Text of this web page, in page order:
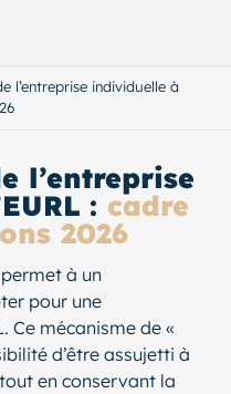
principal
l’entreprise individuelle à
l’entreprise
: cadre
2026
permet à un
pour une
Ce mécanisme de «
d’être assujetti à
en conservant la